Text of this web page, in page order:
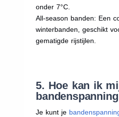
onder 7°C.
All-season banden: Een
winterbanden, geschikt
gematigde rijstijlen.
5. Hoe kan ik
Je kunt je